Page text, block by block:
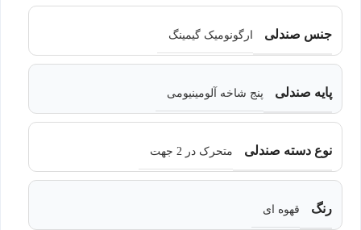
جنس صندلی ارگونومیک گیمینگ
پایه صندلی پنج شاخه آلومینیومی
نوع دسته صندلی متحرک در 2 جهت
رنگ قهوه ای